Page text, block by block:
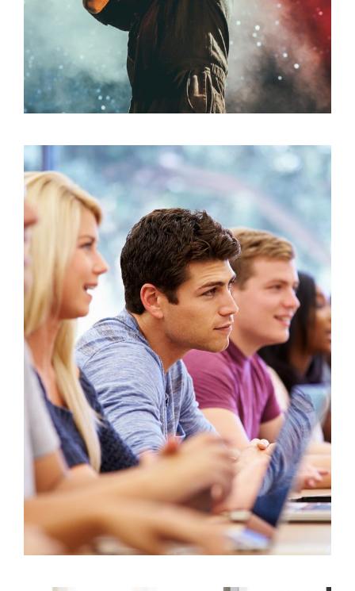
Free Tuition From Prof. Smith
Study / Tuition